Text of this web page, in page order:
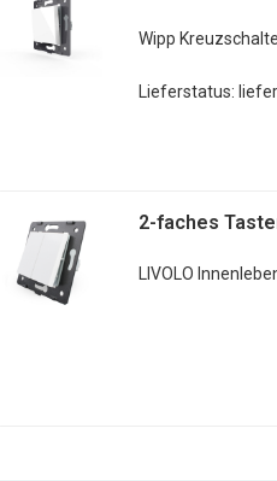
Wipp
Lieferstatus:
2-faches
LIVOLO